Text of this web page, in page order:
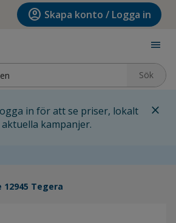
account_circle Skapa konto / Logga in
menu
Sök
in för att se priser, lokalt
kampanjer.
close
Tegera